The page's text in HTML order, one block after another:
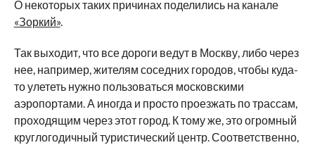
О некоторых таких причинах поделились на канале
«Зоркий».
Так выходит, что все дороги ведут в Москву, либо через
нее, например, жителям соседних городов, чтобы куда-
то улететь нужно пользоваться московскими
аэропортами. А иногда и просто проезжать по трассам,
проходящим через этот город. К тому же, это огромный
круглогодичный туристический центр. Соответственно,